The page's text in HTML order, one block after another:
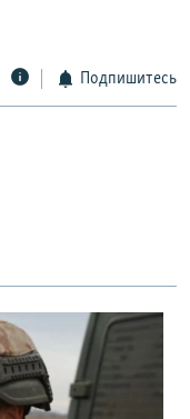
Подпишитесь